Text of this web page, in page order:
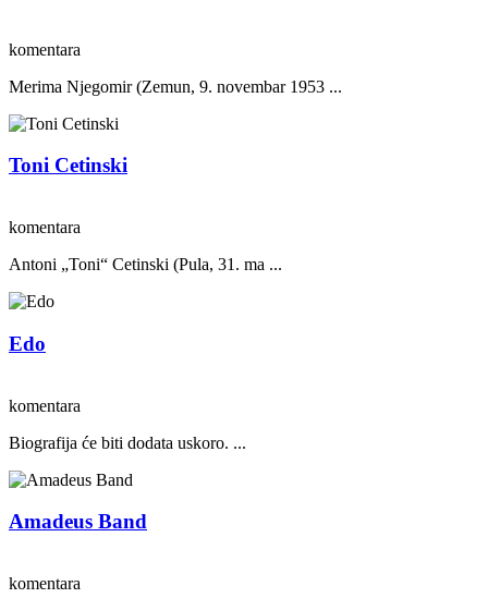
komentara
Merima Njegomir (Zemun, 9. novembar 1953 ...
Toni Cetinski
komentara
Antoni „Toni“ Cetinski (Pula, 31. ma ...
Edo
komentara
Biografija će biti dodata uskoro. ...
Amadeus Band
komentara